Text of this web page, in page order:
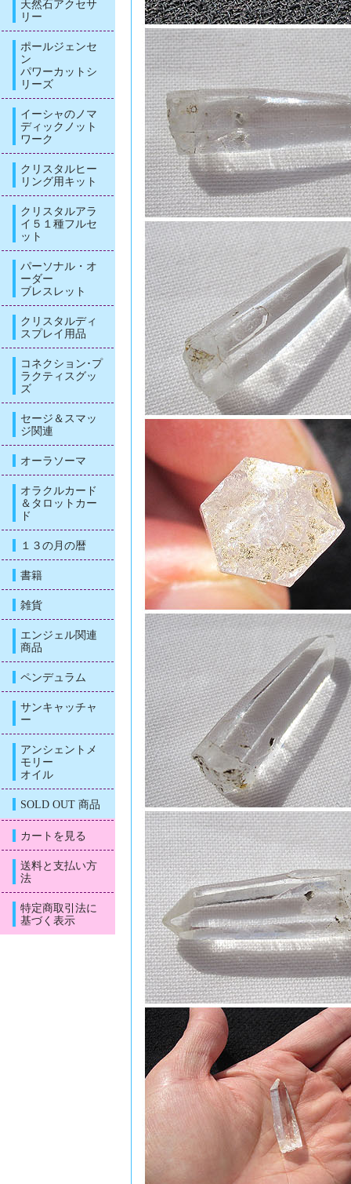
天然石アクセサ
リー
ポールジェンセ
ン
パワーカットシ
リーズ
イーシャのノマ
ディックノット
ワーク
クリスタルヒー
リング用キット
クリスタルアラ
イ５１種フルセ
ット
パーソナル・オ
ーダー
ブレスレット
クリスタルディ
スプレイ用品
コネクション･プ
ラクティスグッ
ズ
セージ＆スマッ
ジ関連
オーラソーマ
オラクルカード
＆タロットカー
ド
１３の月の暦
書籍
雑貨
エンジェル関連
商品
ペンデュラム
サンキャッチャ
ー
アンシェントメ
モリー
オイル
SOLD OUT 商品
カートを見る
送料と支払い方
法
特定商取引法に
基づく表示